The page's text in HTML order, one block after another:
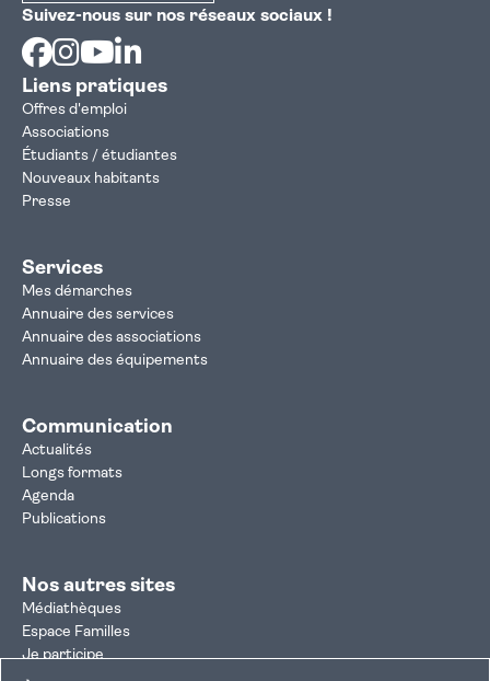
Suivez-nous sur nos réseaux sociaux !
Facebook
Instagram
Youtube
Liens pratiques
Offres d'emploi
Associations
Étudiants / étudiantes
Nouveaux habitants
Presse
Services
Mes démarches
Annuaire des services
Annuaire des associations
Annuaire des équipements
Communication
Actualités
Longs formats
Agenda
Publications
Nos autres sites
Médiathèques
Espace Familles
Je participe